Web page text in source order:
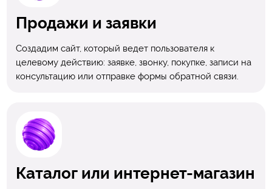
Продажи и заявки
Создадим сайт, который ведет пользователя к
целевому действию: заявке, звонку, покупке, записи на
консультацию или отправке формы обратной связи.
Каталог или интернет-магазин